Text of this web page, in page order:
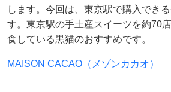
します。今回は、東京駅で購入でき
す。東京駅の手土産スイーツを約70
食している黒猫のおすすめです。
MAISON CACAO（メゾンカカオ）